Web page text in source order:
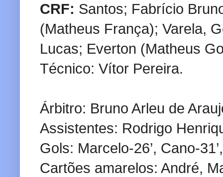
CRF: Santos; Fabrício
(Matheus França); Varela,
Lucas; Everton (Matheus
Técnico: Vítor Pereira.
Árbitro: Bruno Arleu de
Assistentes: Rodrigo
Gols: Marcelo-26’, Cano-
Cartões amarelos: André,